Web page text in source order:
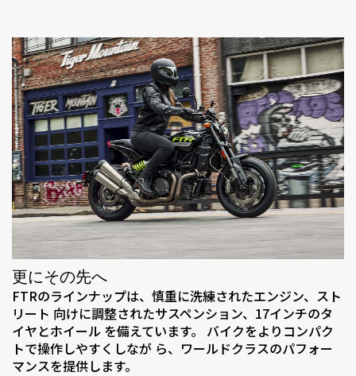
更にその先へ
FTRのラインナップは、慎重に洗練されたエンジン、スト
リート 向けに調整されたサスペンション、17インチのタ
イヤとホイール を備えています。 バイクをよりコンパク
トで操作しやすくしなが ら、ワールドクラスのパフォー
マンスを提供します。